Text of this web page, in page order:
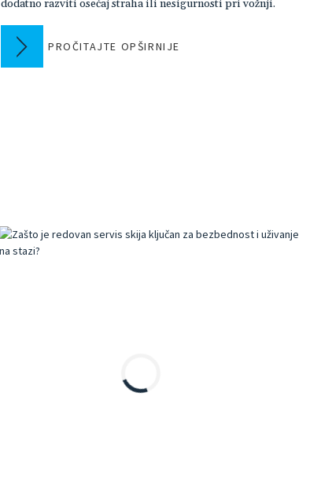
dodatno razviti osećaj straha ili nesigurnosti pri vožnji.
PROČITAJTE OPŠIRNIJE